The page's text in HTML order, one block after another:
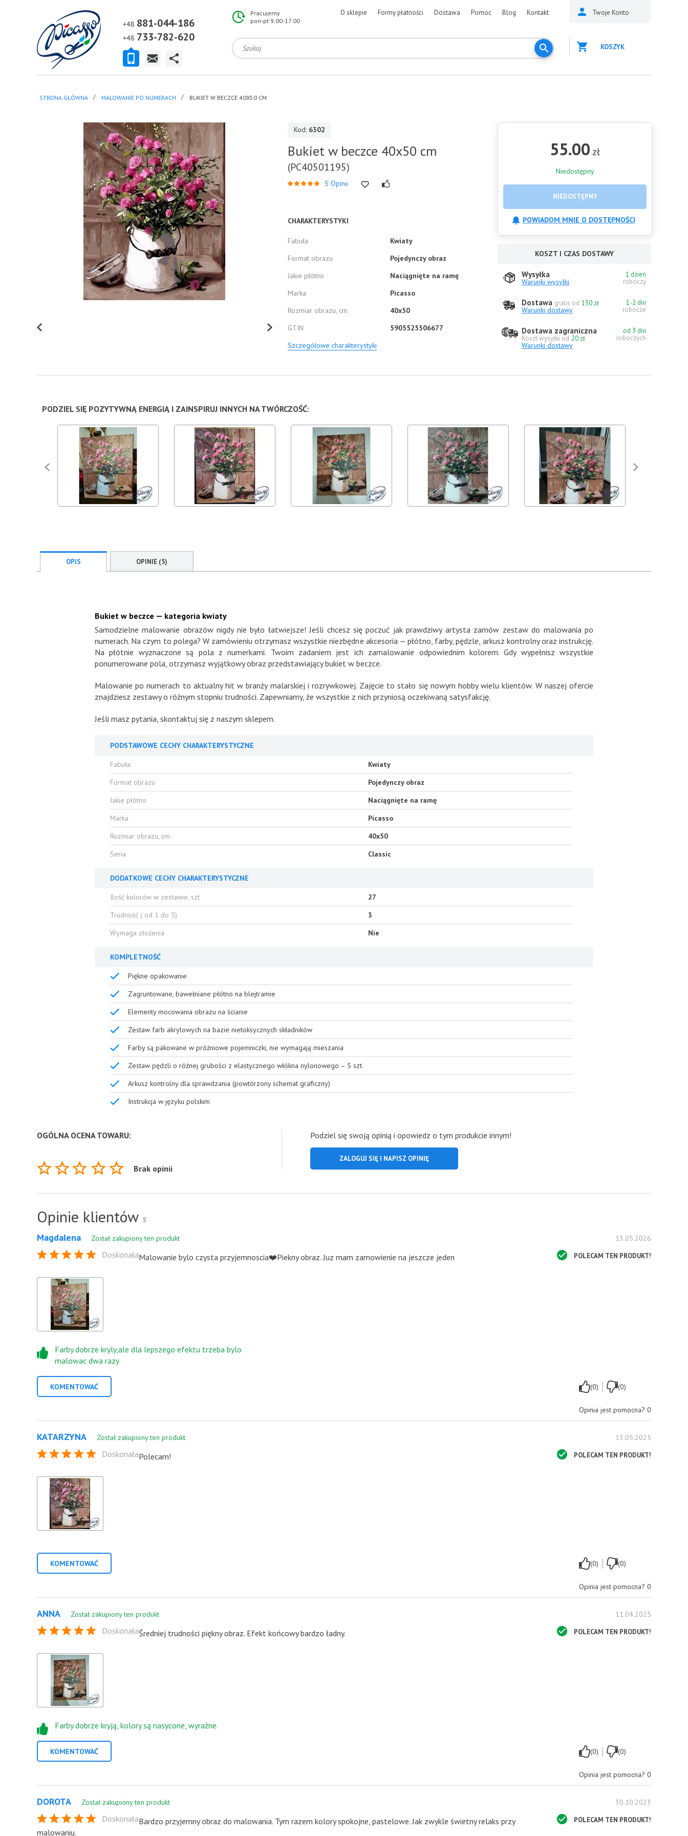
+48 881-044-186
+48 733-782-620
Pracujemy
pon-pt 9.00-17.00
O sklepie Formy płatności Dostawa Pomoc Blog Kontakt Twoje Konto
KOSZYK
STRONA GŁÓWNA MALOWANIE PO NUMERACH BUKIET W BECZCE 40X50 CM
Kod: 6302
Bukiet w beczce 40x50 cm
(PC40501195)
5 Opinii
CHARAKTERYSTYKI
Fabuła
Kwiaty
Format obrazu
Pojedynczy obraz
Jakie płótno
Naciągnięte na ramę
Marka
Picasso
Rozmiar obrazu, cm
40x50
GTIN
5905525506677
Szczegółowe charakterystyki
55.00 zł
Niedostępny
NIEDOSTĘPNY
POWIADOM MNIE O DOSTĘPNOŚCI
KOSZT I CZAS DOSTAWY
Wysyłka
Warunki wysyłki
1 dzień
roboczy
Dostawa gratis od 130 zł
Warunki dostawy
1-2 dni
robocze
Dostawa zagraniczna
Koszt wysyłki od 20 zł
Warunki dostawy
od 3 dni
roboczych
PODZIEL SIĘ POZYTYWNĄ ENERGIĄ I ZAINSPIRUJ INNYCH NA TWÓRCZOŚĆ:
OPIS OPINIE (5)
Bukiet w beczce — kategoria kwiaty
Samodzielne malowanie obrazów nigdy nie było łatwiejsze! Jeśli chcesz się poczuć jak prawdziwy artysta zamów zestaw do malowania po
numerach. Na czym to polega? W zamówieniu otrzymasz wszystkie niezbędne akcesoria — płótno, farby, pędzle, arkusz kontrolny oraz instrukcję.
Na płótnie wyznaczone są pola z numerkami. Twoim zadaniem jest ich zamalowanie odpowiednim kolorem. Gdy wypełnisz wszystkie
ponumerowane pola, otrzymasz wyjątkowy obraz przedstawiający bukiet w beczce.
Malowanie po numerach to aktualny hit w branży malarskiej i rozrywkowej. Zajęcie to stało się nowym hobby wielu klientów. W naszej ofercie
znajdziesz zestawy o różnym stopniu trudności. Zapewniamy, że wszystkie z nich przyniosą oczekiwaną satysfakcję.
Jeśli masz pytania, skontaktuj się z naszym sklepem.
PODSTAWOWE CECHY CHARAKTERYSTYCZNE
Fabuła
Kwiaty
Format obrazu
Pojedynczy obraz
Jakie płótno
Naciągnięte na ramę
Marka
Picasso
Rozmiar obrazu, cm
40x50
Seria
Classic
DODATKOWE CECHY CHARAKTERYSTYCZNE
Ilość kolorów w zestawie, szt
27
Trudność ( od 1 do 5)
3
Wymaga złożenia
Nie
KOMPLETNOŚĆ
Piękne opakowanie
Zagruntowane, bawełniane płótno na blejtramie
Elementy mocowania obrazu na ścianie
Zestaw farb akrylowych na bazie nietoksycznych składników
Farby są pakowane w próżniowe pojemniczki, nie wymagają mieszania
Zestaw pędzli o różnej grubości z elastycznego włókna nylonowego – 5 szt.
Arkusz kontrolny dla sprawdzania (powtórzony schemat graficzny)
Instrukcja w języku polskim
OGÓLNA OCENA TOWARU:
Brak opinii
Podziel się swoją opinią i opowiedz o tym produkcie innym!
ZALOGUJ SIĘ I NAPISZ OPINIĘ
Opinie klientów 5
Magdalena Został zakupiony ten produkt 13.05.2026
Doskonała POLECAM TEN PRODUKT!
Malowanie bylo czysta przyjemnoscia❤️Piekny obraz. Juz mam zamowienie na jeszcze jeden
Farby dobrze kryly,ale dla lepszego efektu trzeba bylo
malowac dwa razy
KOMENTOWAĆ (0) | (0)
Opinia jest pomocna? 0
KATARZYNA Został zakupiony ten produkt 13.05.2025
Doskonała POLECAM TEN PRODUKT!
Polecam!
KOMENTOWAĆ (0) | (0)
Opinia jest pomocna? 0
ANNA Został zakupiony ten produkt 11.04.2025
Doskonała POLECAM TEN PRODUKT!
Średniej trudności piękny obraz. Efekt końcowy bardzo ładny.
Farby dobrze kryją, kolory są nasycone, wyraźne.
KOMENTOWAĆ (0) | (0)
Opinia jest pomocna? 0
DOROTA Został zakupiony ten produkt 30.10.2023
Doskonała POLECAM TEN PRODUKT!
Bardzo przyjemny obraz do malowania. Tym razem kolory spokojne, pastelowe. Jak zwykle świetny relaks przy
malowaniu.